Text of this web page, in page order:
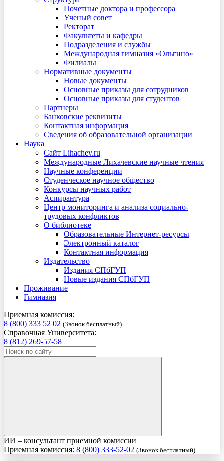
Почетные доктора и профессора
Ученый совет
Ректорат
Факультеты и кафедры
Подразделения и службы
Международная гимназия «Ольгино»
Филиалы
Нормативные документы
Новые документы
Основные приказы для сотрудников
Основные приказы для студентов
Партнеры
Банковские реквизиты
Контактная информация
Сведения об образовательной организации
Наука
Сайт Lihachev.ru
Международные Лихачевские научные чтения
Научные конференции
Студенческое научное общество
Конкурсы научных работ
Аспирантура
Центр мониторинга и анализа социально-
трудовых конфликтов
О библиотеке
Образовательные Интернет-ресурсы
Электронный каталог
Контактная информация
Издательство
Издания СПбГУП
Новые издания СПбГУП
Проживание
Гимназия
Приемная комиссия:
8 (800) 333 52 02 (Звонок бесплатный)
Справочная Университета:
8 (812) 269-57-58
ИИ – консультант приемной комиссии
Приемная комиссия: 8 (800) 333-52-02 (Звонок бесплатный)